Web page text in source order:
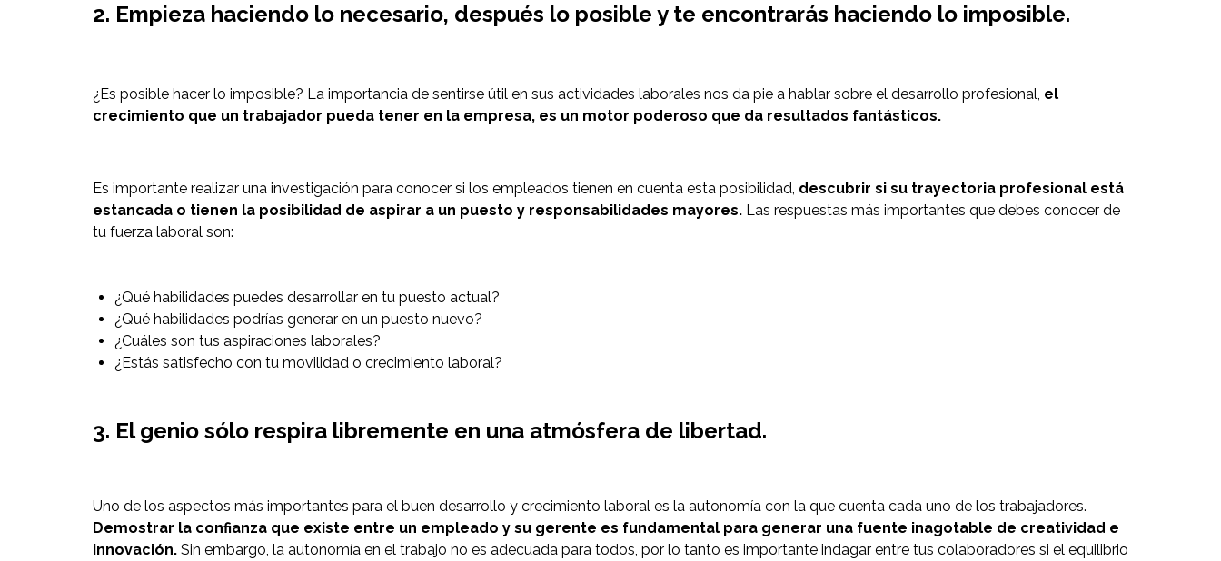
2. Empieza haciendo lo necesario, después lo posible y te encontrarás haciendo lo imposible.
¿Es posible hacer lo imposible? La importancia de sentirse útil en sus actividades laborales nos da pie a hablar sobre el desarrollo profesional, el
crecimiento que un trabajador pueda tener en la empresa, es un motor poderoso que da resultados fantásticos.
Es importante realizar una investigación para conocer si los empleados tienen en cuenta esta posibilidad, descubrir si su trayectoria profesional está
estancada o tienen la posibilidad de aspirar a un puesto y responsabilidades mayores. Las respuestas más importantes que debes conocer de
tu fuerza laboral son:
¿Qué habilidades puedes desarrollar en tu puesto actual?
¿Qué habilidades podrías generar en un puesto nuevo?
¿Cuáles son tus aspiraciones laborales?
¿Estás satisfecho con tu movilidad o crecimiento laboral?
3. El genio sólo respira libremente en una atmósfera de libertad.
Uno de los aspectos más importantes para el buen desarrollo y crecimiento laboral es la autonomía con la que cuenta cada uno de los trabajadores.
Demostrar la confianza que existe entre un empleado y su gerente es fundamental para generar una fuente inagotable de creatividad e
innovación. Sin embargo, la autonomía en el trabajo no es adecuada para todos, por lo tanto es importante indagar entre tus colaboradores si el equilibrio